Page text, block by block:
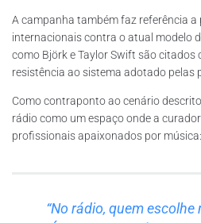
A campanha também faz referência
internacionais contra o atual modelo
como Björk e Taylor Swift são citados
resistência ao sistema adotado pelas
Como contraponto ao cenário
rádio como um espaço onde a
profissionais apaixonados por música:
“No rádio, quem